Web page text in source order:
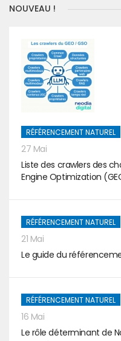
NOUVEAU !
RÉFÉRENCEMENT NATUREL
27 Mai
Liste des crawlers des
Engine Optimization
RÉFÉRENCEMENT NATUREL
21 Mai
Le guide du
RÉFÉRENCEMENT NATUREL
16 Mai
Le rôle déterminant de